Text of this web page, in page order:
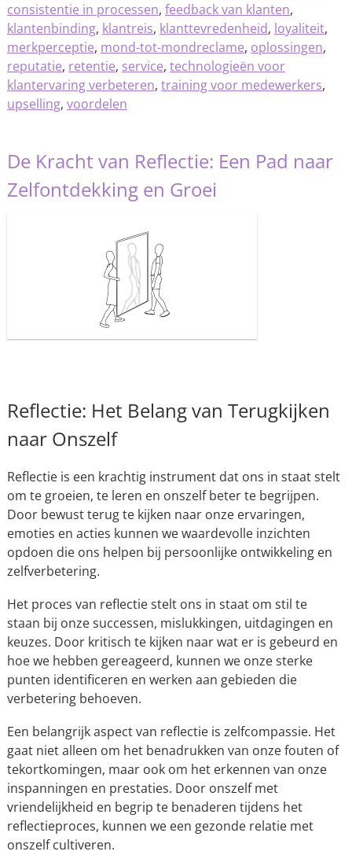
consistentie in processen, feedback van klanten,
klantenbinding, klantreis, klanttevredenheid, loyaliteit,
merkperceptie, mond-tot-mondreclame, oplossingen,
reputatie, retentie, service, technologieën voor
klantervaring verbeteren, training voor medewerkers,
upselling, voordelen
De Kracht van Reflectie: Een Pad naar
Zelfontdekking en Groei
Reflectie: Het Belang van Terugkijken
naar Onszelf
Reflectie is een krachtig instrument dat ons in staat stelt
om te groeien, te leren en onszelf beter te begrijpen.
Door bewust terug te kijken naar onze ervaringen,
emoties en acties kunnen we waardevolle inzichten
opdoen die ons helpen bij persoonlijke ontwikkeling en
zelfverbetering.
Het proces van reflectie stelt ons in staat om stil te
staan bij onze successen, mislukkingen, uitdagingen en
keuzes. Door kritisch te kijken naar wat er is gebeurd en
hoe we hebben gereageerd, kunnen we onze sterke
punten identificeren en werken aan gebieden die
verbetering behoeven.
Een belangrijk aspect van reflectie is zelfcompassie. Het
gaat niet alleen om het benadrukken van onze fouten of
tekortkomingen, maar ook om het erkennen van onze
inspanningen en prestaties. Door onszelf met
vriendelijkheid en begrip te benaderen tijdens het
reflectieproces, kunnen we een gezonde relatie met
onszelf cultiveren.